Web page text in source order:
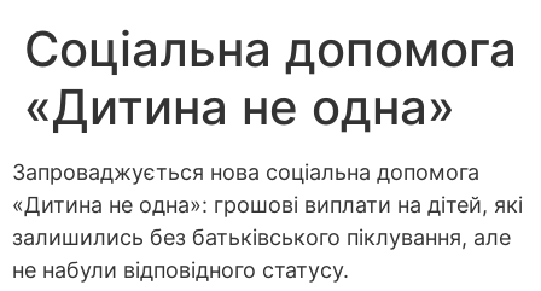
Соціальна допомога
«Дитина не одна»
Запроваджується нова соціальна допомога
«Дитина не одна»: грошові виплати на дітей, які
залишились без батьківського піклування, але
не набули відповідного статусу.